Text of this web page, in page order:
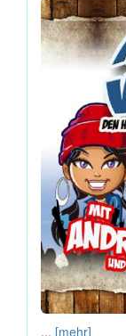
... [mehr]